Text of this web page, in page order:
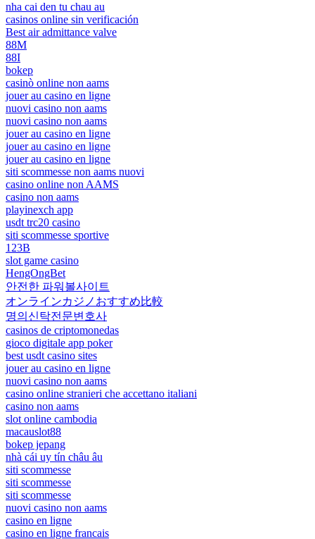
nha cai den tu chau au
casinos online sin verificación
Best air admittance valve
88M
88I
bokep
casinò online non aams
jouer au casino en ligne
nuovi casino non aams
nuovi casino non aams
jouer au casino en ligne
jouer au casino en ligne
jouer au casino en ligne
siti scommesse non aams nuovi
casino online non AAMS
casino non aams
playinexch app
usdt trc20 casino
siti scommesse sportive
123B
slot game casino
HengOngBet
안전한 파워볼사이트
オンラインカジノおすすめ比較
명의신탁전문변호사
casinos de criptomonedas
gioco digitale app poker
best usdt casino sites
jouer au casino en ligne
nuovi casino non aams
casino online stranieri che accettano italiani
casino non aams
slot online cambodia
macauslot88
bokep jepang
nhà cái uy tín châu âu
siti scommesse
siti scommesse
siti scommesse
nuovi casino non aams
casino en ligne
casino en ligne francais